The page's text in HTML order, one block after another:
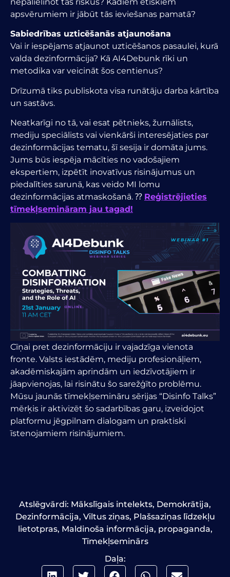
apsvērumiem ir jābūt tās ieviešanas pamatā?
️Sabiedrības uzticēšanās atjaunošana
Vai ir iespējams atjaunot uzticēšanos pasaulei, kurā
valda dezinformācija? Kā AI4Debunk rīki un
metodika var veicināt šos centienus?
Drīzumā tiks publiskota visa runātāju darba kārtība
un sastāvs.
Neatkarīgi no tā, vai esat pētnieks, žurnālists,
mediju speciālists vai vienkārši interesējaties par
dezinformācijas tematu, šī sesija ir domāta jums.
Jums būs iespēja mācīties no vadošajiem
ekspertiem, izpētīt inovatīvus risinājumus un
piedalīties sarunā, kas veido MI lomu
dezinformācijas atmaskošanā. ⁇ Reģistrējieties
tīmekļsemināram jau tagad!
Cīņai pret dezinformāciju ir vajadzīga vienota
fronte. Valsts iestādēm, mediju profesionāļiem,
akadēmiskajām aprindām un iedzīvotājiem ir
jāapvienojas, lai risinātu šo sarežģīto problēmu.
Mūsu jaunās tīmekļsemināru sērijas “Disinfo Talks”
mērķis ir aktivizēt šo sadarbības garu, izveidojot
platformu jēgpilnam dialogam un praktiski
īstenojamiem risinājumiem.
Atslēgvārdi: Mākslīgais intelekts, Demokrātija,
Dezinformācija, Viltus ziņas, Plašsaziņas līdzekļu
lietotpras, Maldinoša informācija, propaganda,
Tīmekļseminārs
Daļa: